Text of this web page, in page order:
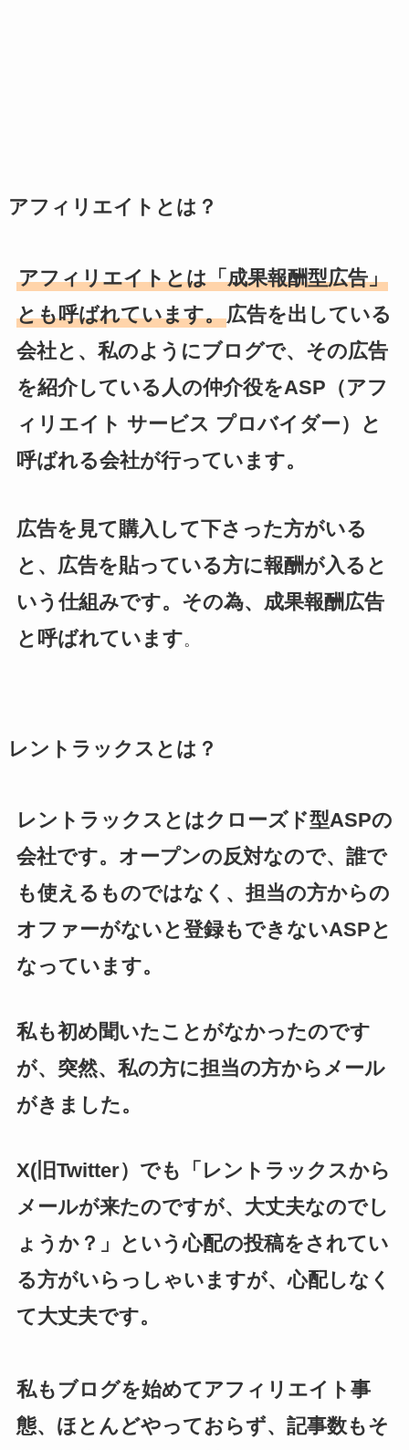
アフィリエイトとは？
アフィリエイトとは「成果報酬型広告」
とも呼ばれています。広告を出している
会社と、私のようにブログで、その広告
を紹介している人の仲介役をASP（アフ
ィリエイト サービス プロバイダー）と
呼ばれる会社が行っています。
広告を見て購入して下さった方がいる
と、広告を貼っている方に報酬が入ると
いう仕組みです。その為、成果報酬広告
と呼ばれています。
レントラックスとは？
レントラックスとはクローズド型ASPの
会社です。オープンの反対なので、誰で
も使えるものではなく、担当の方からの
オファーがないと登録もできないASPと
なっています。
私も初め聞いたことがなかったのです
が、突然、私の方に担当の方からメール
がきました。
X(旧Twitter）でも「レントラックスから
メールが来たのですが、大丈夫なのでし
ょうか？」という心配の投稿をされてい
る方がいらっしゃいますが、心配しなく
て大丈夫です。
私もブログを始めてアフィリエイト事
態、ほとんどやっておらず、記事数もそ